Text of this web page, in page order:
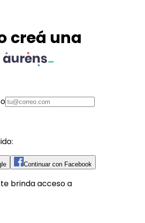
creá una
Continuar con Facebook
te brinda acceso a